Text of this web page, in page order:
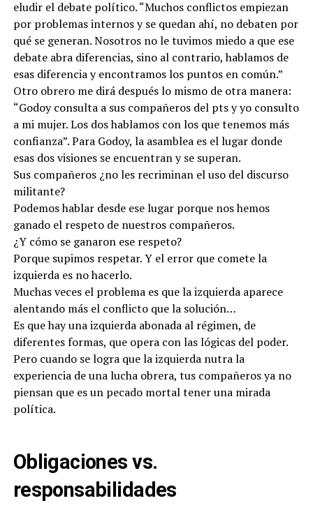
eludir el debate político. “Muchos conflictos empiezan
por problemas internos y se quedan ahí, no debaten por
qué se generan. Nosotros no le tuvimos miedo a que ese
debate abra diferencias, sino al contrario, hablamos de
esas diferencia y encontramos los puntos en común.”
Otro obrero me dirá después lo mismo de otra manera:
“Godoy consulta a sus compañeros del pts y yo consulto
a mi mujer. Los dos hablamos con los que tenemos más
confianza”. Para Godoy, la asamblea es el lugar donde
esas dos visiones se encuentran y se superan.
Sus compañeros ¿no les recriminan el uso del discurso
militante?
Podemos hablar desde ese lugar porque nos hemos
ganado el respeto de nuestros compañeros.
¿Y cómo se ganaron ese respeto?
Porque supimos respetar. Y el error que comete la
izquierda es no hacerlo.
Muchas veces el problema es que la izquierda aparece
alentando más el conflicto que la solución…
Es que hay una izquierda abonada al régimen, de
diferentes formas, que opera con las lógicas del poder.
Pero cuando se logra que la izquierda nutra la
experiencia de una lucha obrera, tus compañeros ya no
piensan que es un pecado mortal tener una mirada
política.
Obligaciones vs.
responsabilidades